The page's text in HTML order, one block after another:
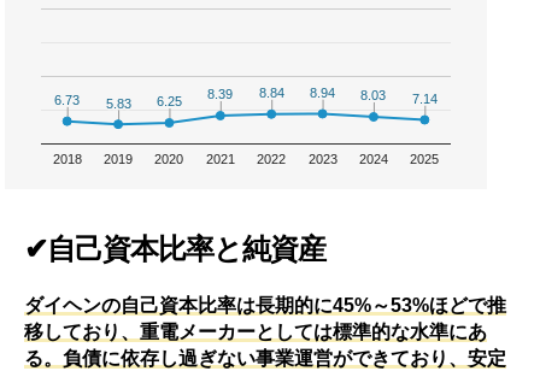
2018 2019 2020 2021 2022 2023 2024 2025
6.73
6.73 5.83
5.83 6.25
6.25 8.39
8.39 8.84
8.84 8.94
8.94 8.03
8.03 7.14
7.14
✔自己資本比率と純資産
ダイヘンの自己資本比率は長期的に45%～53%ほどで推
移しており、重電メーカーとしては標準的な水準にあ
る。負債に依存し過ぎない事業運営ができており、安定